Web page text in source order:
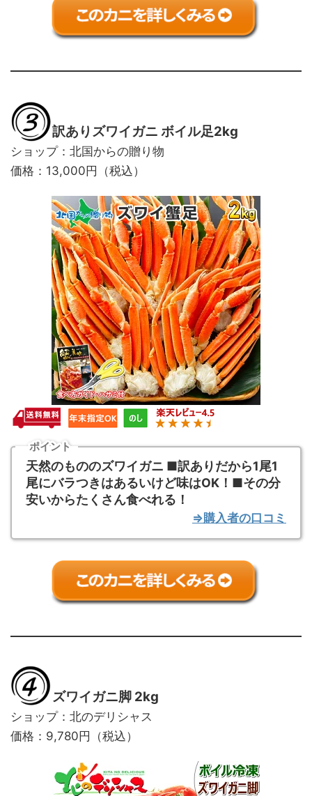
訳ありズワイガニ ボイル足2kg
ショップ：北国からの贈り物
価格：13,000円（税込）
ポイント
天然のもののズワイガニ ■訳ありだから1尾1
尾にバラつきはあるいけど味はOK！■その分
安いからたくさん食べれる！
⇒購入者の口コミ
ズワイガニ脚 2kg
ショップ：北のデリシャス
価格：9,780円（税込）